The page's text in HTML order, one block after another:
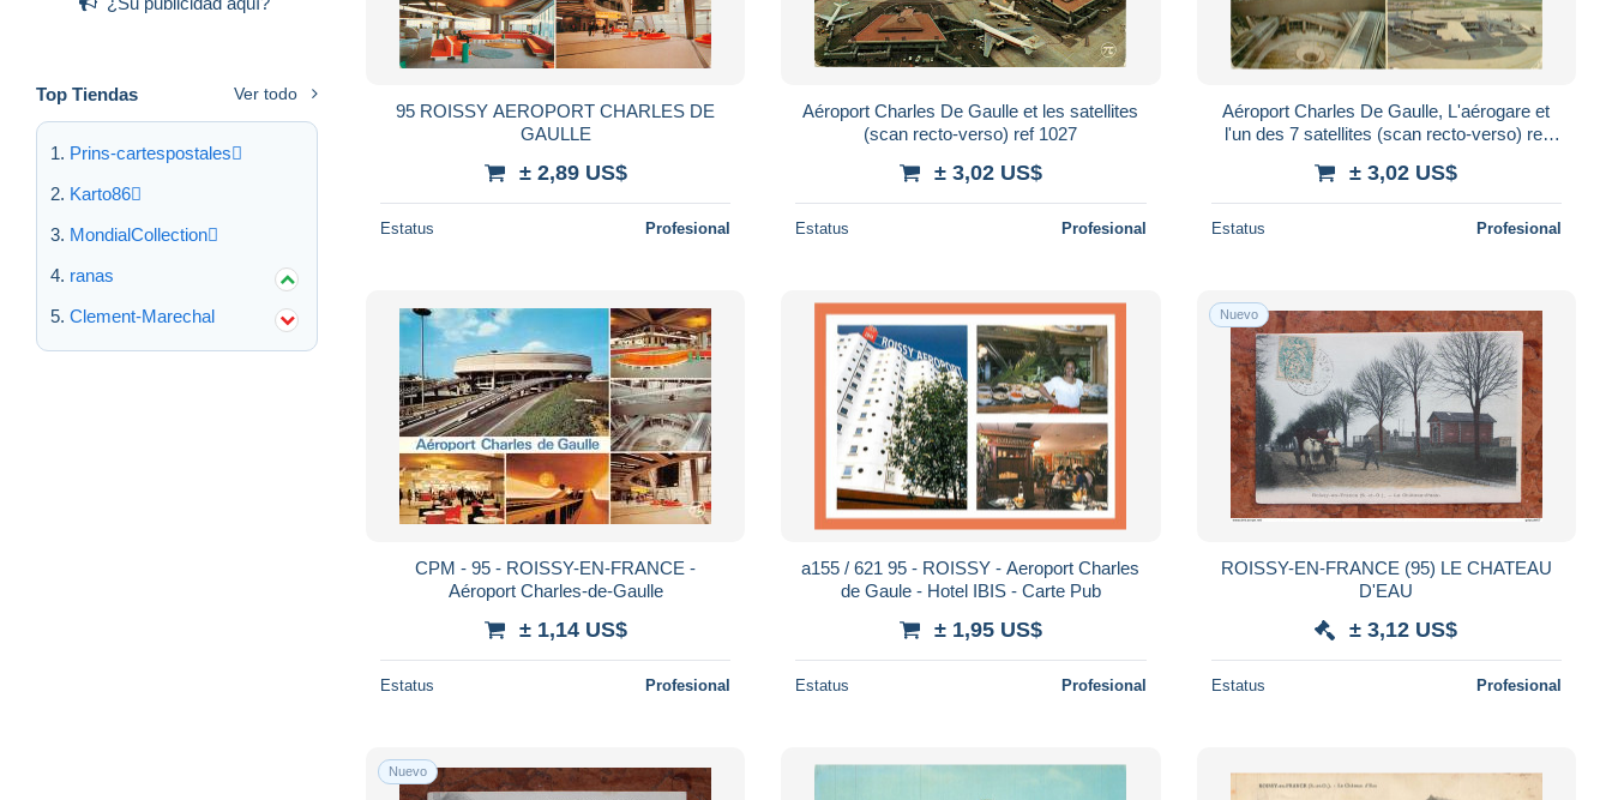
Top Tiendas Ver todo
Prins-cartespostales
Karto86
MondialCollection
ranas
Clement-Marechal
95 ROISSY AEROPORT CHARLES DE
GAULLE
± 2,89 US$
Estatus Profesional
Aéroport Charles De Gaulle et les satellites
(scan recto-verso) ref 1027
± 3,02 US$
Estatus Profesional
Aéroport Charles De Gaulle, L'aérogare et
l'un des 7 satellites (scan recto-verso) ref
± 3,02 US$
Estatus Profesional
CPM - 95 - ROISSY-EN-FRANCE -
Aéroport Charles-de-Gaulle
± 1,14 US$
Estatus Profesional
a155 / 621 95 - ROISSY - Aeroport Charles
de Gaule - Hotel IBIS - Carte Pub
± 1,95 US$
Estatus Profesional
Nuevo
ROISSY-EN-FRANCE (95) LE CHATEAU
D'EAU
± 3,12 US$
Estatus Profesional
Nuevo